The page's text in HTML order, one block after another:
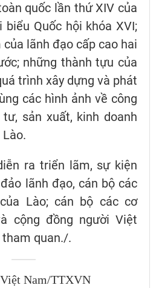
quốc lần thứ XIV của
Quốc hội khóa XVI;
lãnh đạo cấp cao hai
những thành tựu của
trình xây dựng và phát
các hình ảnh về công
sản xuất, kinh doanh
ra triển lãm, sự kiện
lãnh đạo, cán bộ các
Lào; cán bộ các cơ
cộng đồng người Việt
quan./.
Nam/TTXVN